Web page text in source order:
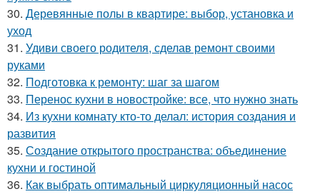
30. Деревянные полы в квартире: выбор, установка и
уход
31. Удиви своего родителя, сделав ремонт своими
руками
32. Подготовка к ремонту: шаг за шагом
33. Перенос кухни в новостройке: все, что нужно знать
34. Из кухни комнату кто-то делал: история создания и
развития
35. Создание открытого пространства: объединение
кухни и гостиной
36. Как выбрать оптимальный циркуляционный насос